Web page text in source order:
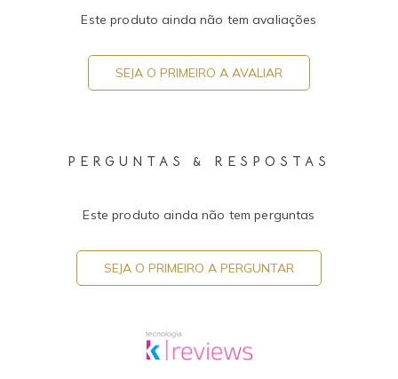
Este produto ainda não tem avaliações
SEJA O PRIMEIRO A AVALIAR
PERGUNTAS & RESPOSTAS
Este produto ainda não tem perguntas
SEJA O PRIMEIRO A PERGUNTAR